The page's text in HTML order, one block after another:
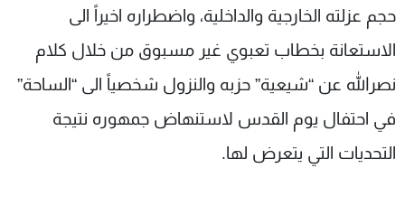
حجم عزلته الخارجية والداخلية، واضطراره اخيراً الى
الاستعانة بخطاب تعبوي غير مسبوق من خلال كلام
نصرالله عن “شيعية” حزبه والنزول شخصياً الى “الساحة”
في احتفال يوم القدس لاستنهاض جمهوره نتيجة
التحديات التي يتعرض لها.